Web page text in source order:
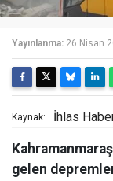
Yayınlanma: 26 Nisan
Kaynak: İhlas
gelen